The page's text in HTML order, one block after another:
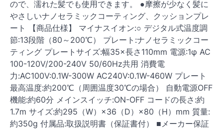
ので、濡れた髪でも使用できます。 ●摩擦が少なく髪に
やさしいナノセラミックコーティング、クッションプレ
ート 【商品仕様】 マイナスイオン:○ デジタル式温度調
節:13段階（80～200℃） プレート:ナノセラミックコー
ティング プレートサイズ:幅35×長さ110mm 電源:1φ AC
100-120V/200-240V 50/60Hz共用 消費電
力:AC100V:0.1W-300W AC240V:0.1W-460W プレート
最高温度:約200℃（周囲温度30℃の場合） 自動電源OFF
機能:約60分 メインスイッチ:ON-OFF コードの長さ:約
1.7m サイズ:約295（W）×36（D）×80（H）mm 質量:
約350g 付属品:取扱説明書（保証書付） ■メーカー保証